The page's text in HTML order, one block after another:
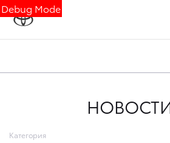
Debug Mode
Категория